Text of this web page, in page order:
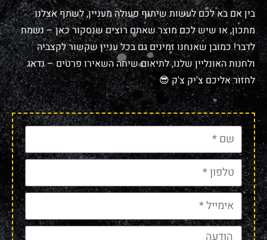
בין אם בא לכם לעשות שיתוף פעולה מעניין, לשתף אצלנו
מתכון, או שיש לכם מוצר שאתם רוצים שנסקור כאן – נשמח
לדבר! כמובן שאנחנו זמינים גם בכל עניין שקשור לקצביה
ולחנות האונליין שלנו, לתיאום שיחה השאירו פרטים – נדאג
לחזור אליכם צ'יק צ'ק 😎